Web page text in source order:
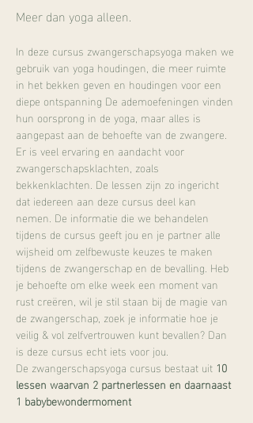
Meer dan yoga alleen.
In deze cursus zwangerschapsyoga maken we
gebruik van yoga houdingen, die meer ruimte
in het bekken geven en houdingen voor een
diepe ontspanning De ademoefeningen vinden
hun oorsprong in de yoga, maar alles is
aangepast aan de behoefte van de zwangere.
Er is veel ervaring en aandacht voor
zwangerschapsklachten, zoals
bekkenklachten. De lessen zijn zo ingericht
dat iedereen aan deze cursus deel kan
nemen. De informatie die we behandelen
tijdens de cursus geeft jou en je partner alle
wijsheid om zelfbewuste keuzes te maken
tijdens de zwangerschap en de bevalling. Heb
je behoefte om elke week een moment van
rust creëren, wil je stil staan bij de magie van
de zwangerschap, zoek je informatie hoe je
veilig & vol zelfvertrouwen kunt bevallen? Dan
is deze cursus echt iets voor jou.
De zwangerschapsyoga cursus bestaat uit 10
lessen waarvan 2 partnerlessen en daarnaast
1 babybewondermoment